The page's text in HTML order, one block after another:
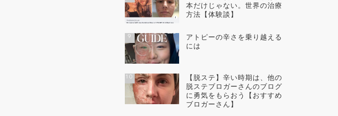
本だけじゃない。世界の治療
方法【体験談】
9
アトピーの辛さを乗り越える
には
10
【脱ステ】辛い時期は、他の
脱ステブロガーさんのブログ
に勇気をもらおう【おすすめ
ブロガーさん】